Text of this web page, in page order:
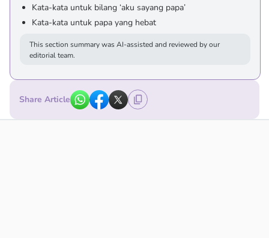
Kata-kata untuk bilang ‘aku sayang papa’
Kata-kata untuk papa yang hebat
This section summary was AI-assisted and reviewed by our
editorial team.
Share Article